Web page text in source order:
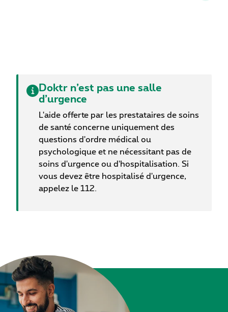
Doktr n’est pas une salle
d’urgence
L'aide offerte par les prestataires de soins
de santé concerne uniquement des
questions d'ordre médical ou
psychologique et ne nécessitant pas de
soins d'urgence ou d'hospitalisation. Si
vous devez être hospitalisé d'urgence,
appelez le 112.